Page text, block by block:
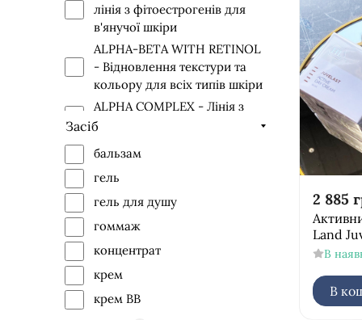
лінія з фітоестрогенів для
в'янучої шкіри
ALPHA-BETA WITH RETINOL
- Відновлення текстури та
кольору для всіх типів шкіри
ALPHA COMPLEX - Лінія з
AHA кислотами
AZULENE - Лінія для чутливої
шкіри
BE FIRST - Лінія для чоловіків
BIO REPAIR - Лінія для
відновлення пошкодженої
шкіри і для шкіри, схильної
до куперозу
BODY THERAPY - Лінія
догляду за тілом
Засіб
бальзам
гель
гель для душу
гоммаж
концентрат
крем
крем ВВ
2 885
Land
В
В